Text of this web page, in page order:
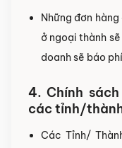
Những đơn
ở ngoại thành
doanh sẽ báo
4. Chính
các tỉnh/
Các Tỉnh/